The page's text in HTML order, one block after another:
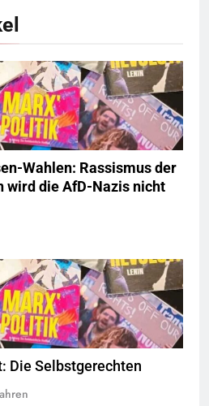
© linkswende.org,CC-BY-SA-1.0
Wahlen: Rassismus der
wird die AfD-Nazis nicht
© linkswende.org,CC-BY-SA-1.0
Die Selbstgerechten